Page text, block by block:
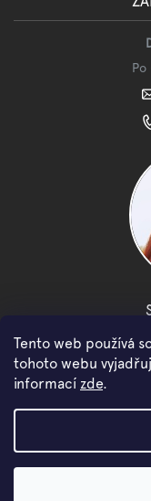
Tento web používá
tohoto webu
informací zde.
facebook